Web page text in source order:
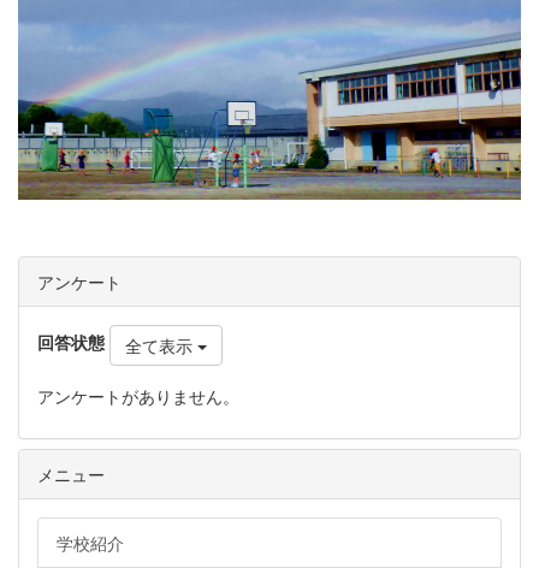
アンケート
回答状態 全て表示
アンケートがありません。
メニュー
学校紹介